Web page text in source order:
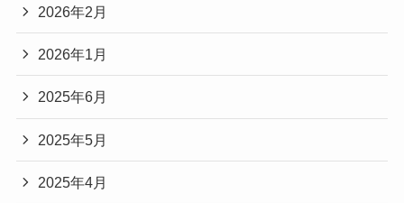
2026年2月
2026年1月
2025年6月
2025年5月
2025年4月